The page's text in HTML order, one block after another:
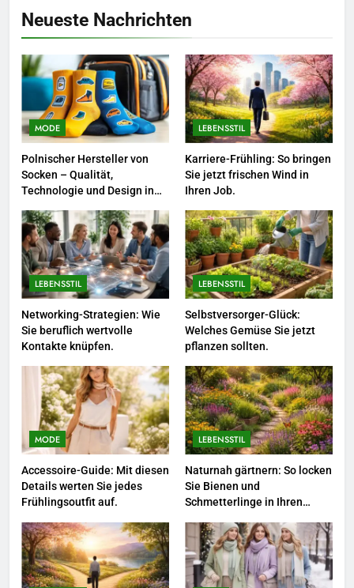
Sie Bienen und Schmetterlinge
in Ihren Garten.
LEBENSSTIL
7
Berufliche Neuorientierung: Mut
zum Quereinstieg in der neuen
Saison.
LEBENSSTIL
8
Farbenpracht statt Wintergrau:
So kombinieren Sie Pastelltöne
in diesem Jahr.
MODE
1
Polnischer Hersteller von
Socken – Qualität, Technologie
und Design in einem
2
Karriere-Frühling: So bringen Sie
jetzt frischen Wind in Ihren Job.
3
Networking-Strategien: Wie Sie
beruflich wertvolle Kontakte
knüpfen.
LEBENSSTIL
Neueste Nachrichten
MODE
Polnischer Hersteller von
Socken – Qualität,
Technologie und Design in
LEBENSSTIL
Karriere-Frühling: So bringen
Sie jetzt frischen Wind in
Ihren Job.
LEBENSSTIL
Networking-Strategien: Wie
Sie beruflich wertvolle
Kontakte knüpfen.
LEBENSSTIL
Selbstversorger-Glück:
Welches Gemüse Sie jetzt
pflanzen sollten.
MODE
Accessoire-Guide: Mit diesen
Details werten Sie jedes
Frühlingsoutfit auf.
LEBENSSTIL
Naturnah gärtnern: So locken
Sie Bienen und
Schmetterlinge in Ihren